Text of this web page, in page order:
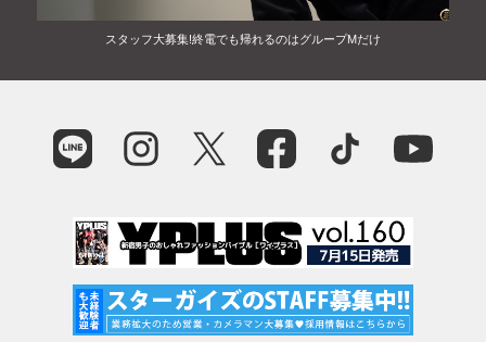
スタッフ大募集!終電でも帰れるのはグループMだけ